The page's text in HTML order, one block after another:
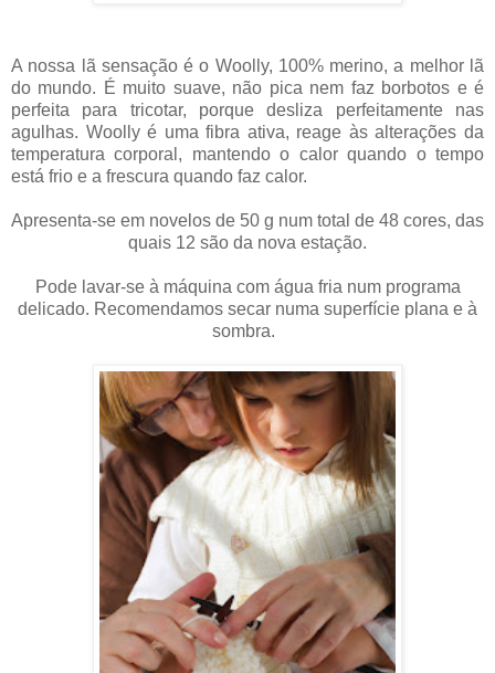
A nossa lã sensação é o Woolly, 100% merino, a melhor lã
do mundo. É muito suave, não pica nem faz borbotos e é
perfeita para tricotar, porque desliza perfeitamente nas
agulhas. Woolly é uma fibra ativa, reage às alterações da
temperatura corporal, mantendo o calor quando o tempo
está frio e a frescura quando faz calor.
Apresenta-se em novelos de 50 g num total de 48 cores, das
quais 12 são da nova estação.
Pode lavar-se à máquina com água fria num programa
delicado. Recomendamos secar numa superfície plana e à
sombra.